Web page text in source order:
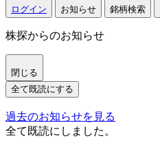
ログイン お知らせ 銘柄検索
株探からのお知らせ
閉じる
全て既読にする
過去のお知らせを見る
全て既読にしました。